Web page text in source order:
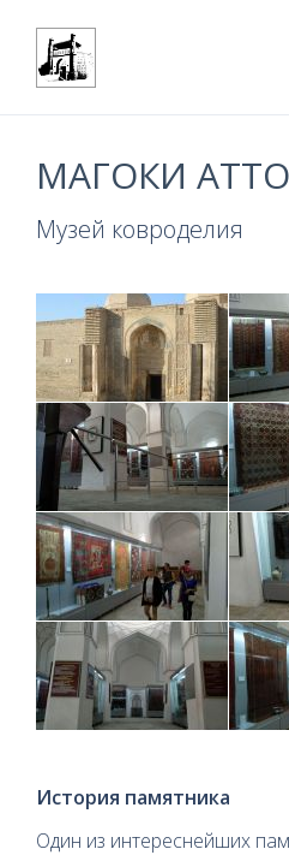
МАГОКИ
Музей ковроделия
История памятника
Один из интереснейших